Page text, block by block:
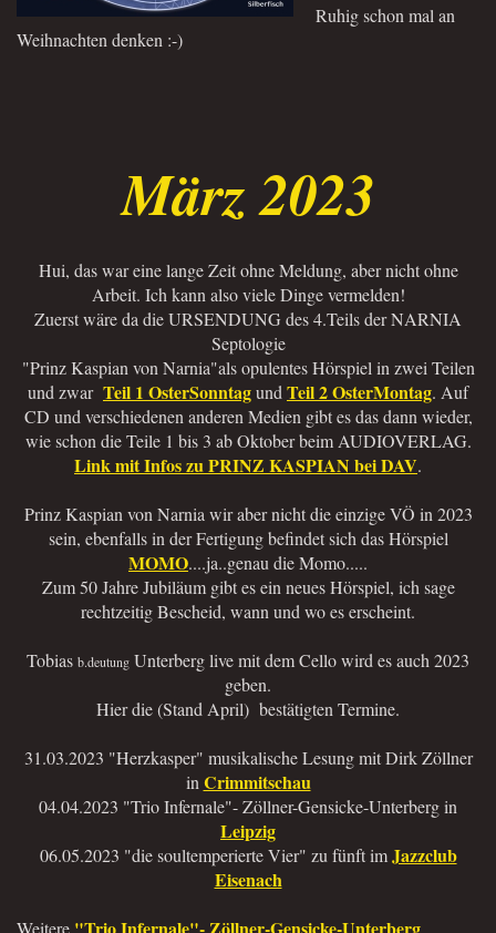
Ruhig schon mal an
Weihnachten denken :-)
März 2023
Hui, das war eine lange Zeit ohne Meldung, aber nicht ohne
Arbeit. Ich kann also viele Dinge vermelden!
Zuerst wäre da die URSENDUNG des 4.Teils der NARNIA
Septologie
"Prinz Kaspian von Narnia"als opulentes Hörspiel in zwei Teilen
und zwar Teil 1 OsterSonntagund Teil 2 OsterMontag. Auf
CD und verschiedenen anderen Medien gibt es das dann wieder,
wie schon die Teile 1 bis 3 ab Oktober beim AUDIOVERLAG.
Link mit Infos zu PRINZ KASPIAN bei DAV.
Prinz Kaspian von Narnia wir aber nicht die einzige VÖ in 2023
sein, ebenfalls in der Fertigung befindet sich das Hörspiel
MOMO....ja..genau die Momo.....
Zum 50 Jahre Jubiläum gibt es ein neues Hörspiel, ich sage
rechtzeitig Bescheid, wann und wo es erscheint.
Tobias b.deutung Unterberg live mit dem Cello wird es auch 2023
geben.
Hier die (Stand April) bestätigten Termine.
31.03.2023 "Herzkasper" musikalische Lesung mit Dirk Zöllner
in Crimmitschau
04.04.2023 "Trio Infernale"- Zöllner-Gensicke-Unterberg in
Leipzig
06.05.2023 "die soultemperierte Vier" zu fünft imJazzclub
Eisenach
Weitere "Trio Infernale"- Zöllner-Gensicke-Unterberg